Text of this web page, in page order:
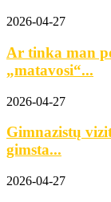
2026-04-27
Ar tinka man
„matavosi“...
2026-04-27
Gimnazistų
gimsta...
2026-04-27